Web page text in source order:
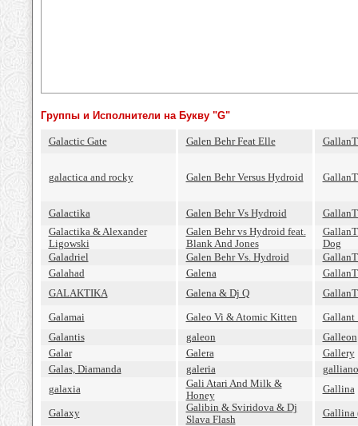
Группы и Исполнители на Букву "G"
Galactic Gate Galen Behr Feat Elle
galactica and rocky Galen Behr Versus Hydroid
Galactika Galen Behr Vs Hydroid
Galactika & Alexander
Ligowski
Galen Behr vs Hydroid feat.
Blank And Jones
Dog
Galadriel
Galen Behr Vs. Hydroid
Galahad
Galena
GALAKTIKA
Galena & Dj Q
Galamai
Galeo Vi & Atomic Kitten
Galantis
galeon
Galleon
Galar
Galera
Gallery
Galas, Diamanda
galeria
galliano
galaxia
Gali Atari And Milk &
Honey
Gallina
Galaxy
Galibin & Sviridova & Dj
Slava Flash
Gallina